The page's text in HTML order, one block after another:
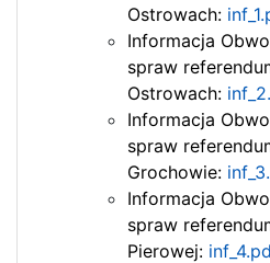
Ostrowach:
Informacja
spraw
Ostrowach:
Informacja
spraw
Grochowie:
Informacja
spraw
Pierowej: